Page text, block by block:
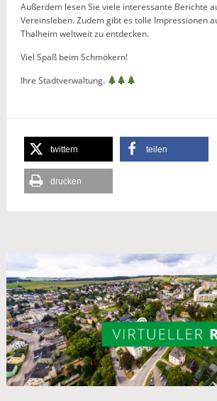
Außerdem lesen Sie viele interessante Berichte
Vereinsleben. Zudem gibt es tolle Impressionen
Thalheim weltweit zu entdecken.
Viel Spaß beim Schmökern!
Ihre Stadtverwaltung.
twittern teilen
drucken